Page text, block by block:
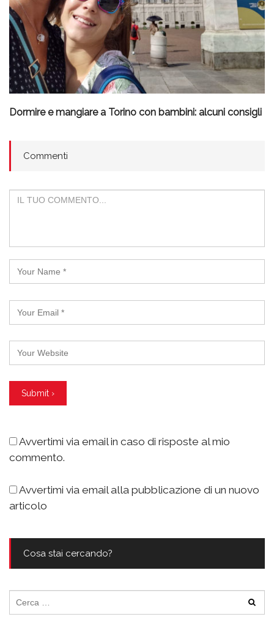
Dormire e mangiare a Torino con bambini: alcuni consigli
Commenti
Avvertimi via email in caso di risposte al mio
commento.
Avvertimi via email alla pubblicazione di un nuovo
articolo
Cosa stai cercando?
per: